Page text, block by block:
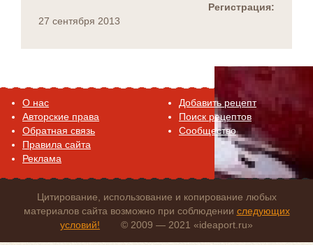
Регистрация:
27 сентября 2013
O нас
Авторские права
Обратная связь
Правила сайта
Реклама
Добавить рецепт
Поиск рецептов
Сообщество
Цитирование, использование и копирование любых
материалов сайта возможно при соблюдении следующих
условий!
© 2009 — 2021 «ideaport.ru»